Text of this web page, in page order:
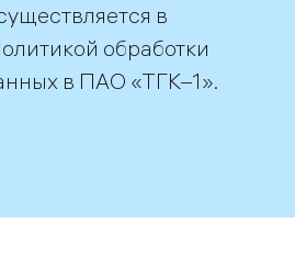
в
обработки
в ПАО «ТГК–1».